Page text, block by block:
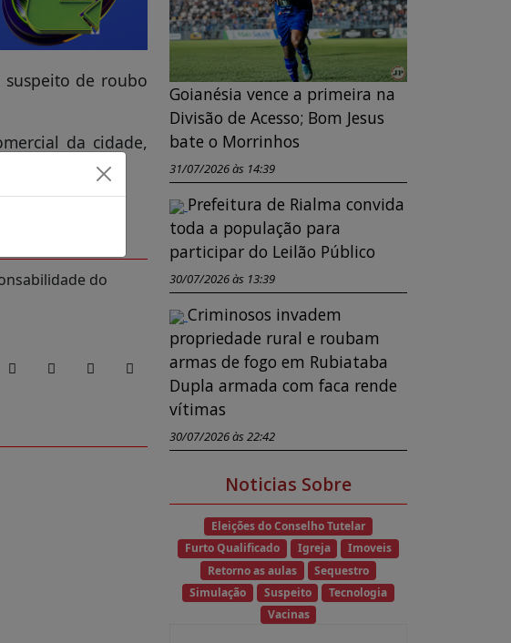
de roubo
da cidade,
do
Goianésia vence a primeira na
Divisão de Acesso; Bom Jesus
bate o Morrinhos
31/07/2026 às 14:39
Prefeitura de Rialma convida
toda a população para
participar do Leilão Público
30/07/2026 às 13:39
Criminosos invadem
propriedade rural e roubam
armas de fogo em Rubiataba
Dupla armada com faca rende
vítimas
30/07/2026 às 22:42
Noticias Sobre
Eleições do Conselho Tutelar
Furto Qualificado
Igreja
Imoveis
Retorno as aulas
Sequestro
Simulação
Suspeito
Tecnologia
Vacinas